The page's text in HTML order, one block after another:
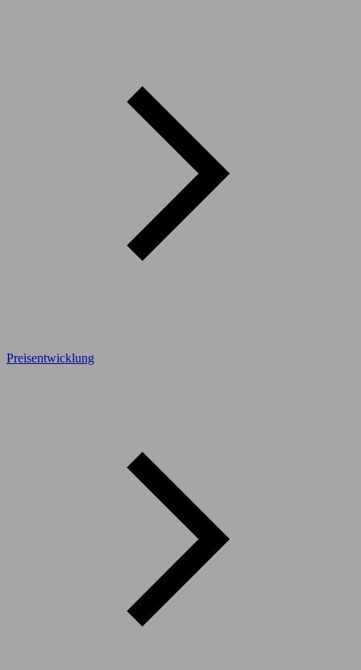
Preisentwicklung